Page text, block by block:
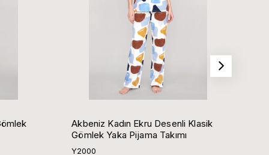
Akbeniz Kadın Ekru Desenli Klasik
Gömlek Yaka Pijama Takımı
Y2000